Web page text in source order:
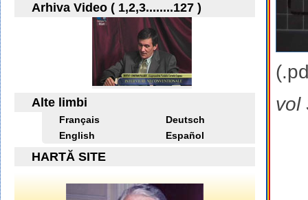
vol
Arhiva Video ( 1,2,3........127 )
Alte limbi
Français
Deutsch
English
Español
HARTĂ SITE